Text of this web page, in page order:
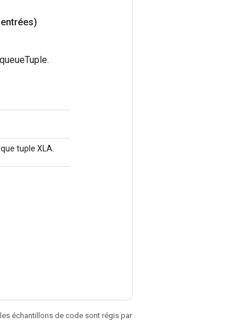
entrées)
tuple XLA.
les échantillons de code sont régis par